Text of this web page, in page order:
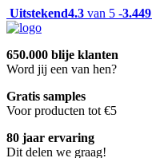
Uitstekend4.3 van 5 -3.449
650.000 blije klanten
Word jij een van hen?
Gratis samples
Voor producten tot €5
80 jaar ervaring
Dit delen we graag!